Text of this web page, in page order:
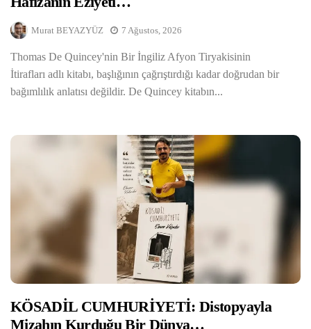
Murat BEYAZYÜZ 7 Ağustos, 2026
Thomas De Quincey'nin Bir İngiliz Afyon Tiryakisinin
İtirafları adlı kitabı, başlığının çağrıştırdığı kadar doğrudan bir
bağımlılık anlatısı değildir. De Quincey kitabın...
KÖSADİL CUMHURİYETİ: Distopyayla
Mizahın Kurduğu Bir Dünya…